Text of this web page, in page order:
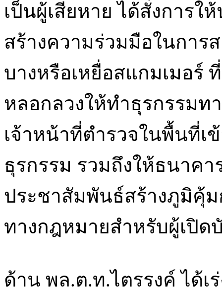
เป็นผู้เสียหาย ได้สั่งการ
สร้างความร่วมมือในการ
บางหรือเหยื่อสแกมเมอร์
หลอกลวงให้ทำธุรกรรมท
เจ้าหน้าที่ตำรวจในพื้นที่เ
ธุรกรรม รวมถึงให้ธนาคา
ประชาสัมพันธ์สร้างภูมิคุ้
ทางกฎหมายสำหรับผู้เปิ
ด้าน พล.ต.ท.ไตรรงค์ ได้